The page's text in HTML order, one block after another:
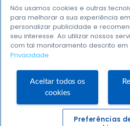
Resultados
Notícias
0800 570
Sebrae Minas ©
Nós usamos cookies e outras
para melhorar a sua experiência
personalizar publicidade e
seu interesse. Ao utilizar nossos
com tal monitoramento descrito em
Privacidade
Aceitar todos os
cookies
Preferências